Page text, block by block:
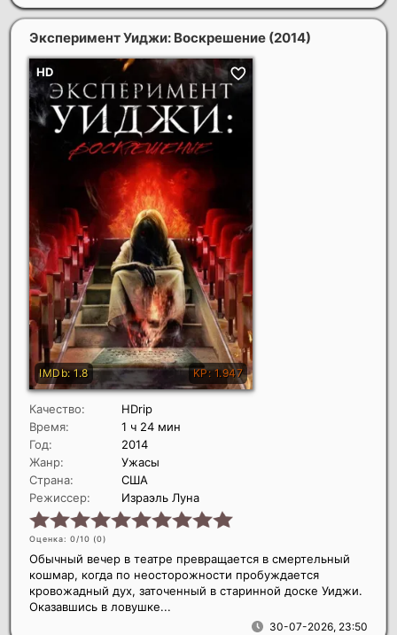
Эксперимент Уиджи: Воскрешение (2014)
Качество:
HDrip
Время:
1 ч 24 мин
Год:
2014
Жанр:
Ужасы
Страна:
США
Режиссер:
Израэль Луна
Оценка: 0/10 (0)
30-07-2026, 23:50
Обычный вечер в театре превращается в смертельный
кошмар, когда по неосторожности пробуждается
кровожадный дух, заточенный в старинной доске Уиджи.
Оказавшись в ловушке...